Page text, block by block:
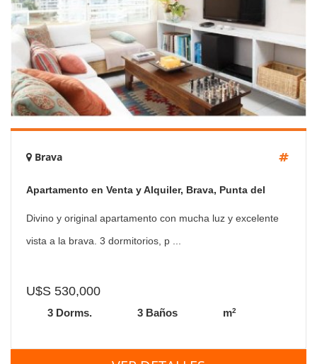
Brava
Apartamento en Venta y Alquiler, Brava, Punta del
Este, 3 Dormitorios.
Divino y original apartamento con mucha luz y excelente
vista a la brava. 3 dormitorios, p ...
U$S 530,000
3 Dorms. 3 Baños m2